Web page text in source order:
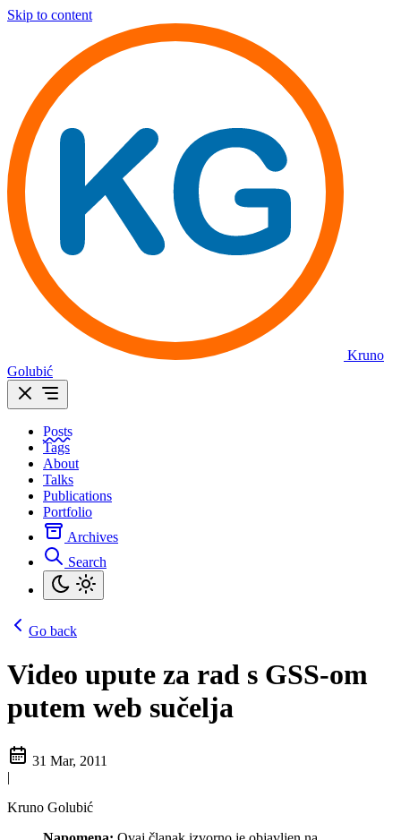
Skip to content
Kruno
Golubić
Posts
Tags
About
Talks
Publications
Portfolio
Archives
Search
Go back
Video upute za rad s GSS-om
putem web sučelja
31 Mar, 2011
|
Kruno Golubić